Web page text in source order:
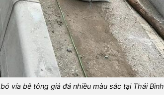
bó vỉa bê tông giả đá nhiều màu sắc tại Thái Bình